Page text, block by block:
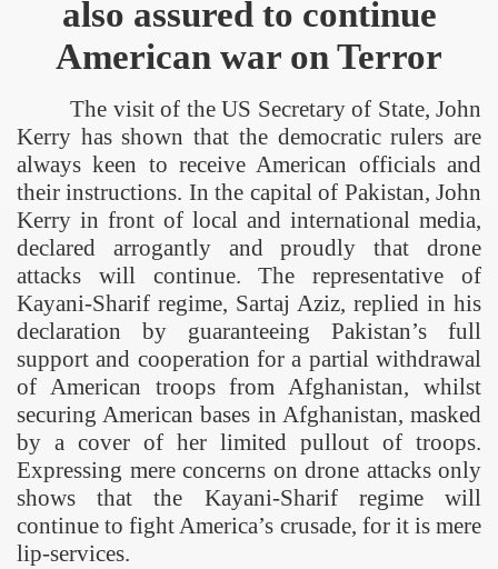
also assured to continue
American war on Terror
The visit of the US Secretary of State, John
Kerry has shown that the democratic rulers are
always keen to receive American officials and
their instructions. In the capital of Pakistan, John
Kerry in front of local and international media,
declared arrogantly and proudly that drone
attacks will continue. The representative of
Kayani-Sharif regime, Sartaj Aziz, replied in his
declaration by guaranteeing Pakistan’s full
support and cooperation for a partial withdrawal
of American troops fromAfghanistan, whilst
securing American bases in Afghanistan, masked
by a cover of her limited pullout of troops.
Expressing mere concerns on drone attacks only
shows that the Kayani-Sharif regime will
continue to fightAmerica’s crusade, for it is mere
lip-services.